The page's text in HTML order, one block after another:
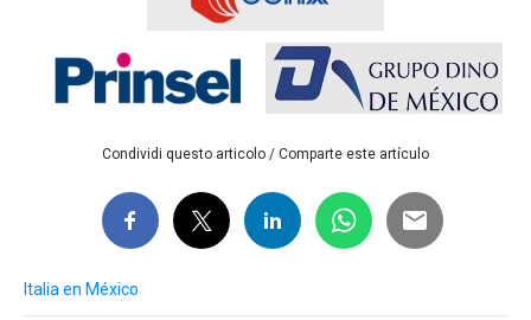
Condividi questo articolo / Comparte este artículo
Italia en México